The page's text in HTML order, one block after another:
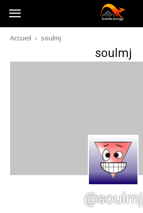
Australia-
australie.com
Accueil soulmj
soulmj
@soulmj